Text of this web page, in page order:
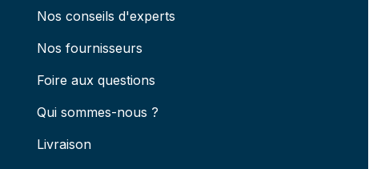
Nos conseils d'experts
Nos fournisseurs
Foire aux questions
Qui sommes-nous ?
Livraison